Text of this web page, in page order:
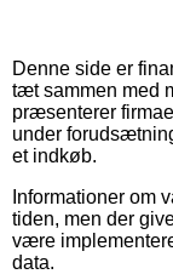
Denne side er
tæt sammen med
præsenterer
under
et indkøb.
Informationer om
tiden, men der
være
data.